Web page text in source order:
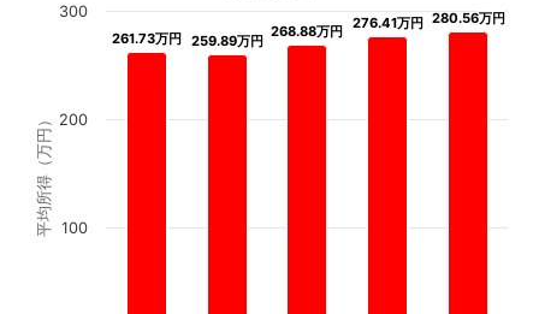
平均所得（万円）
261.73万円
261.73万円 259.89万円
259.89万円
268.88万円
268.88万円 276.41万円
276.41万円 280.56万円
280.56万円
100
200
300